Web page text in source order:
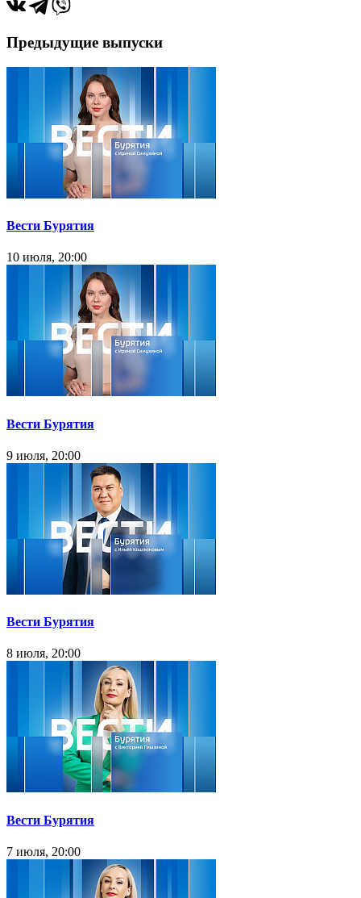
Предыдущие выпуски
Вести Бурятия
10 июля, 20:00
Вести Бурятия
9 июля, 20:00
Вести Бурятия
8 июля, 20:00
Вести Бурятия
7 июля, 20:00